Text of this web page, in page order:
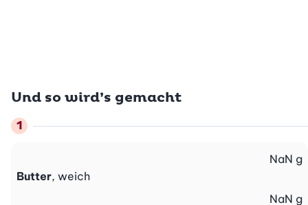
Und so wird’s gemacht
Butter, weich
NaN g
NaN g